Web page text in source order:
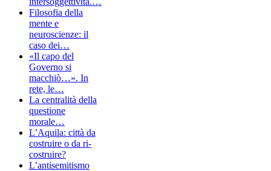
Filosofia della
mente e
neuroscienze: il
caso dei…
«Il capo del
Governo si
macchiò…». In
rete, le…
La centralità della
questione
morale…
L’Aquila: città da
costruire o da ri-
costruire?
L’antisemitismo